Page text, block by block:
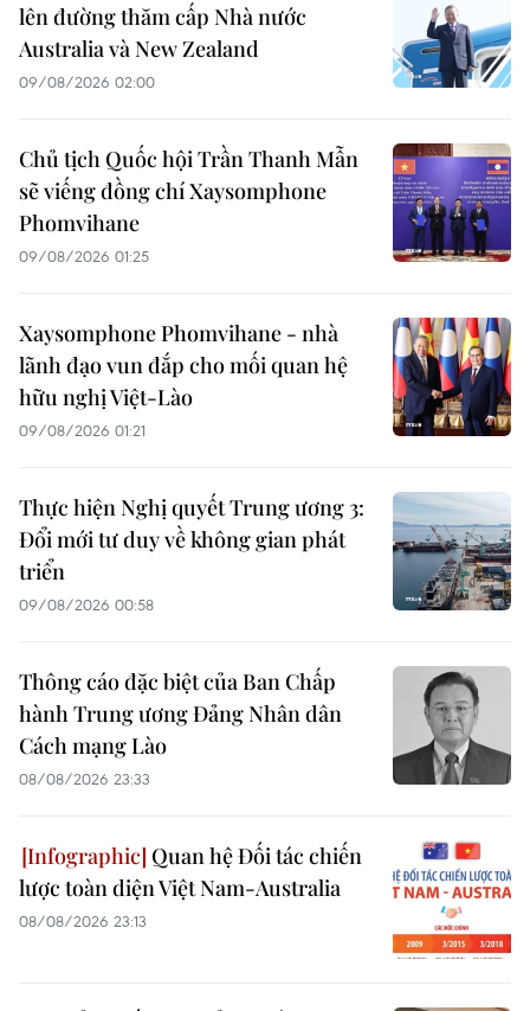
lên đường thăm cấp Nhà nước
Australia và New Zealand
09/08/2026 02:00
Chủ tịch Quốc hội Trần Thanh Mẫn
sẽ viếng đồng chí Xaysomphone
Phomvihane
09/08/2026 01:25
Xaysomphone Phomvihane - nhà
lãnh đạo vun đắp cho mối quan hệ
hữu nghị Việt-Lào
09/08/2026 01:21
Thực hiện Nghị quyết Trung ương 3:
Đổi mới tư duy về không gian phát
triển
09/08/2026 00:58
Thông cáo đặc biệt của Ban Chấp
hành Trung ương Đảng Nhân dân
Cách mạng Lào
08/08/2026 23:33
Quan hệ Đối tác chiến
lược toàn diện Việt Nam-Australia
08/08/2026 23:13